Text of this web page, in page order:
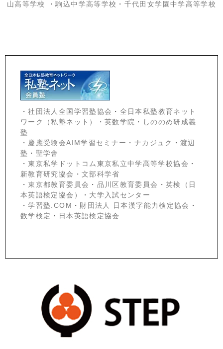
山高等学校
・駒込中学高等学校 ・ 千代田女学園中学高等学校
・社団法人全国学習塾協会 ・ 全日本私塾教育ネット
ワーク（私塾ネット）
・ 英数学院 ・
しののめ研成義
塾
・ 慶應受験会AIM学習セミナー ・ ナカジュク ・ 渡辺
塾 ・ 聖学舎
・東京私学ドットコム東京私立中学高等学校協会 ・
新教育研究協会 ・ 文部科学省
・東京都教育委員会 ・ 品川区教育委員会 ・ 英検（日
本英語検定協会）
・ 大学入試センター
・学習塾.COM ・ 財団法人 日本漢字能力検定協会 ・
数学検定 ・ 日本英語検定協会